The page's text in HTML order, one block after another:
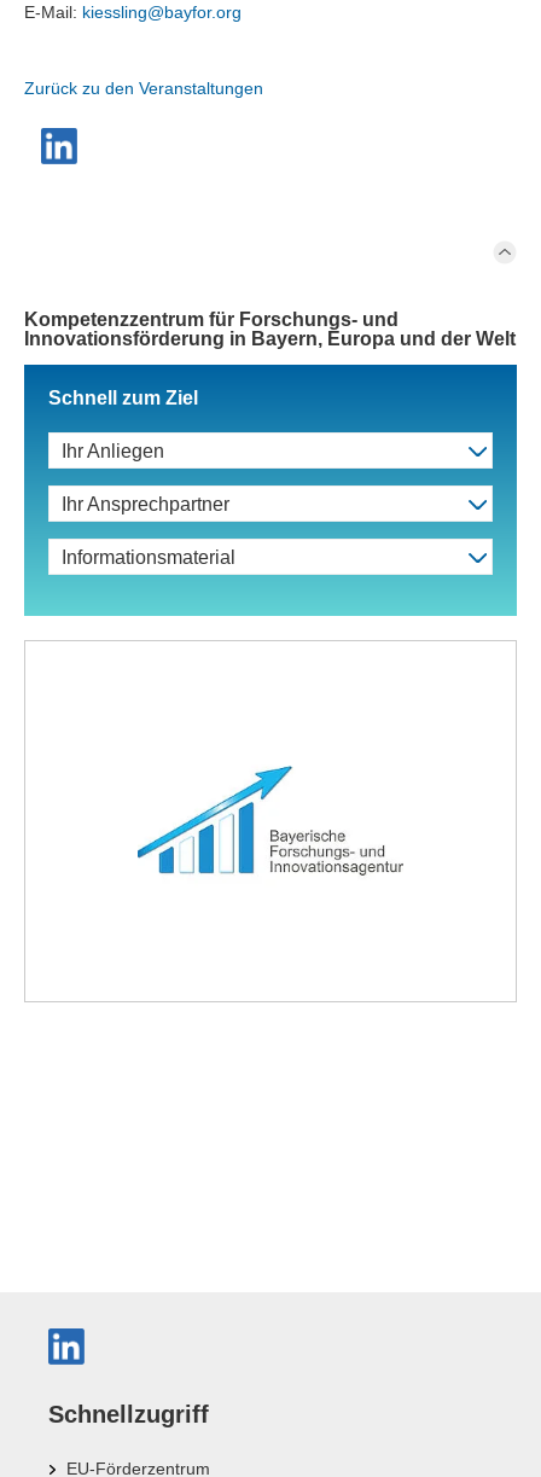
E-Mail: kiessling@bayfor.org
Zurück zu den Veranstaltungen
Kompetenzzentrum für Forschungs- und
Innovationsförderung in Bayern, Europa und der Welt
Schnell zum Ziel
Ihr Anliegen
Ihr Ansprechpartner
Informationsmaterial
Schnellzugriff
EU-Förderzentrum